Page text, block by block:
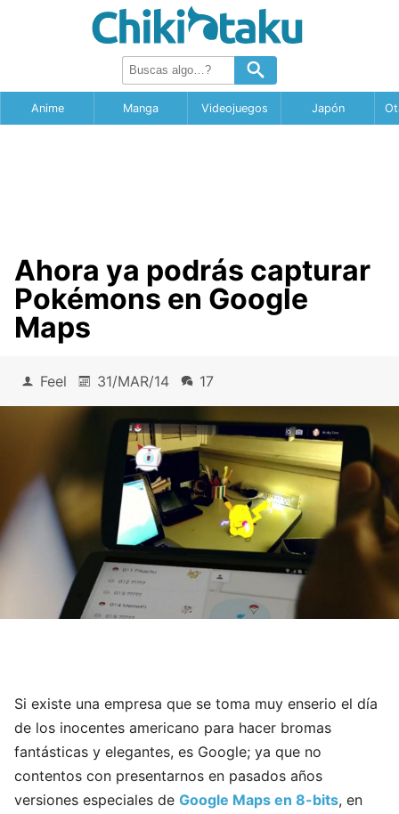
Anime Manga Videojuegos Japón
Ahora ya podrás capturar
Pokémons en Google
Maps
Feel 31/MAR/14 17
Si existe una empresa que se toma muy enserio el día
de los inocentes americano para hacer bromas
fantásticas y elegantes, es Google; ya que no
contentos con presentarnos en pasados años
versiones especiales de Google Maps en 8-bits, en